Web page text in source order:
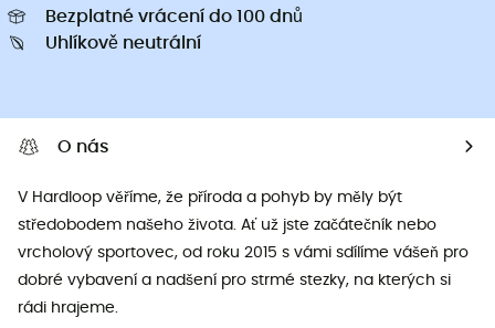
Bezplatné vrácení do 100 dnů
Uhlíkově neutrální
O nás
V Hardloop věříme, že příroda a pohyb by měly být
středobodem našeho života. Ať už jste začátečník nebo
vrcholový sportovec, od roku 2015 s vámi sdílíme vášeň pro
dobré vybavení a nadšení pro strmé stezky, na kterých si
rádi hrajeme.